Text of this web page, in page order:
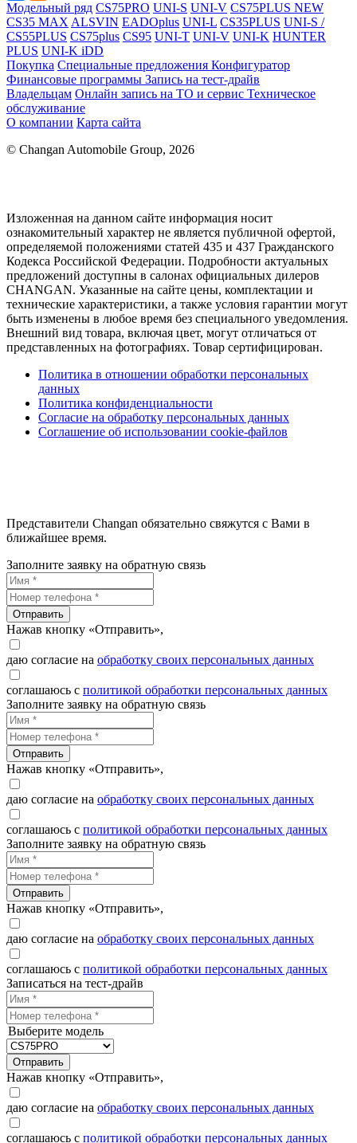
Модельный ряд CS75PRO UNI-S UNI-V CS75PLUS NEW
CS35 MAX ALSVIN EADOplus UNI-L CS35PLUS UNI-S /
CS55PLUS CS75plus CS95 UNI-T UNI-V UNI-K HUNTER
PLUS UNI-K iDD
Покупка Специальные предложения Конфигуратор
Финансовые программы Запись на тест-драйв
Владельцам Онлайн запись на ТО и сервис Техническое
обслуживание
О компании Карта сайта
© Changan Automobile Group, 2026
Изложенная на данном сайте информация носит
ознакомительный характер не является публичной офертой,
определяемой положениями статей 435 и 437 Гражданского
Кодекса Российской Федерации. Подробности актуальных
предложений доступны в салонах официальных дилеров
CHANGAN. Указанные на сайте цены, комплектации и
технические характеристики, а также условия гарантии могут
быть изменены в любое время без специального уведомления.
Внешний вид товара, включая цвет, могут отличаться от
представленных на фотографиях. Товар сертифицирован.
Политика в отношении обработки персональных
данных
Политика конфиденциальности
Согласие на обработку персональных данных
Соглашение об использовании cookie-файлов
Представители Changan обязательно свяжутся с Вами в
ближайшее время.
Заполните заявку на обратную связь
Отправить
Нажав кнопку «Отправить»,
даю согласие на обработку своих персональных данных
соглашаюсь с политикой обработки персональных данных
Заполните заявку на обратную связь
Отправить
Нажав кнопку «Отправить»,
даю согласие на обработку своих персональных данных
соглашаюсь с политикой обработки персональных данных
Заполните заявку на обратную связь
Отправить
Нажав кнопку «Отправить»,
даю согласие на обработку своих персональных данных
соглашаюсь с политикой обработки персональных данных
Записаться на тест-драйв
Выберите модель
Отправить
Нажав кнопку «Отправить»,
даю согласие на обработку своих персональных данных
соглашаюсь с политикой обработки персональных данных